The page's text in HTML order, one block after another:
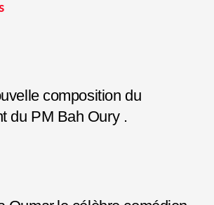
composition du
du PM Bah Oury .